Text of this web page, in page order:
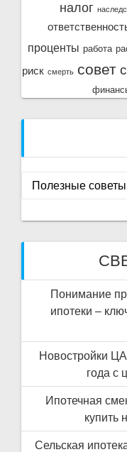
налог
проценты работа
риск смерть совет
Рубрики
Понимание
ипотеки –
Новостройки
года с
Ипотечная
купить
Сельская